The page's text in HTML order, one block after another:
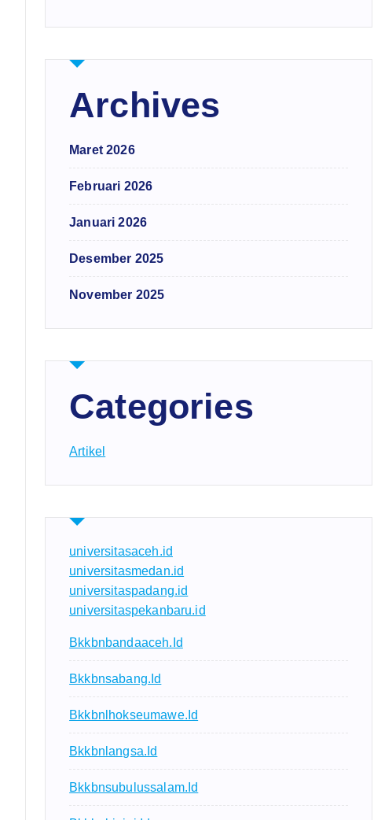
Archives
Maret 2026
Februari 2026
Januari 2026
Desember 2025
November 2025
Categories
Artikel
universitasaceh.id
universitasmedan.id
universitaspadang.id
universitaspekanbaru.id
Bkkbnbandaaceh.id
Bkkbnsabang.id
Bkkbnlhokseumawe.id
Bkkbnlangsa.id
Bkkbnsubulussalam.id